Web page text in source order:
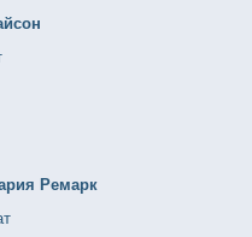
Ремарк